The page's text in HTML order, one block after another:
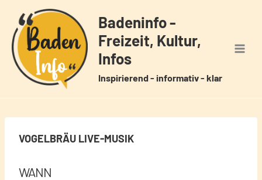
Inhalt
springen
Badeninfo -
Freizeit, Kultur,
Infos
Inspirierend - informativ - klar
VOGELBRÄU LIVE-MUSIK
WANN